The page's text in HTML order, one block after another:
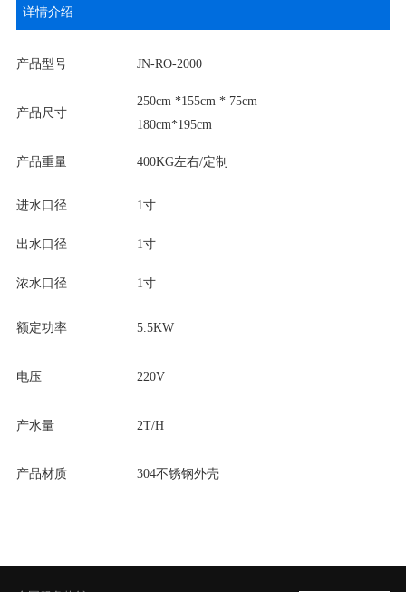
详情介绍
产品型号 JN-RO-2000
产品尺寸
250cm *155cm * 75cm
180cm*195cm
产品重量 400KG左右/定制
进水口径 1寸
出水口径 1寸
浓水口径 1寸
额定功率 5.5KW
电压 220V
产水量 2T/H
产品材质 304不锈钢外壳